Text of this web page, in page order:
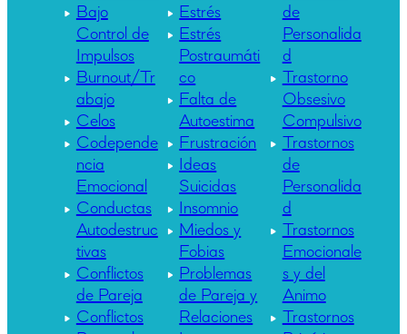
Bajo
Control de
Impulsos
Burnout/Tr
abajo
Celos
Codepende
ncia
Emocional
Conductas
Autodestruc
tivas
Conflictos
de Pareja
Conflictos
Estrés
Estrés
Postraumáti
co
Falta de
Autoestima
Frustración
Ideas
Suicidas
Insomnio
Miedos y
Fobias
Problemas
de Pareja y
Relaciones
de
Personalida
d
Trastorno
Obsesivo
Compulsivo
Trastornos
de
Personalida
d
Trastornos
Emocionale
s y del
Animo
Trastornos